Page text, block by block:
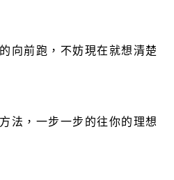
向前跑，不妨現在就想清楚
法，一步一步的往你的理想